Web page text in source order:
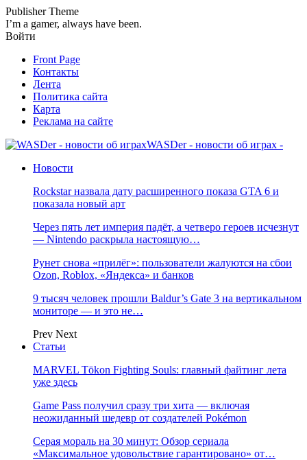
Publisher Theme
I’m a gamer, always have been.
Войти
Front Page
Контакты
Лента
Политика сайта
Карта
Реклама на сайте
WASDer - новости об играх -
Новости
Rockstar назвала дату расширенного показа GTA 6 и
показала новый арт
Через пять лет империя падёт, а четверо героев исчезнут
— Nintendo раскрыла настоящую…
Рунет снова «прилёг»: пользователи жалуются на сбои
Ozon, Roblox, «Яндекса» и банков
9 тысяч человек прошли Baldur’s Gate 3 на вертикальном
мониторе — и это не…
Prev Next
Статьи
MARVEL Tōkon Fighting Souls: главный файтинг лета
уже здесь
Game Pass получил сразу три хита — включая
неожиданный шедевр от создателей Pokémon
Серая мораль на 30 минут: Обзор сериала
«Максимальное удовольствие гарантировано» от…